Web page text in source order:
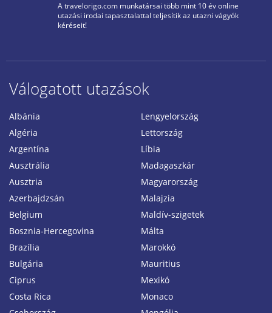
A travelorigo.com munkatársai több mint 10 év online
utazási irodai tapasztalattal teljesítik az utazni vágyók
kéréseit!
Válogatott utazások
Albánia
Algéria
Argentína
Ausztrália
Ausztria
Azerbajdzsán
Belgium
Bosznia-Hercegovina
Brazília
Bulgária
Ciprus
Costa Rica
Lengyelország
Lettország
Líbia
Madagaszkár
Magyarország
Malajzia
Maldív-szigetek
Málta
Marokkó
Mauritius
Mexikó
Monaco